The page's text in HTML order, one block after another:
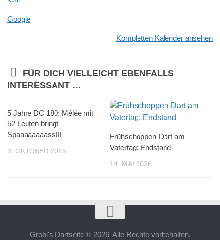
Google
Kompletten Kalender ansehen
FÜR DICH VIELLEICHT EBENFALLS
INTERESSANT …
5 Jahre DC 180: Mêlée mit
52 Leuten bringt
Spaaaaaaaass!!!
3. OKTOBER 2025
Frühschoppen-Dart am
Vatertag: Endstand
14. MAI 2026
Grobi's Dartseite © 2026. Alle Rechte vorbehalten.